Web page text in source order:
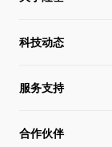
关于隆基
全球化布局
管理层信息
科技动态
硅片价格
行业动态
服务支持
下载中心
合作伙伴